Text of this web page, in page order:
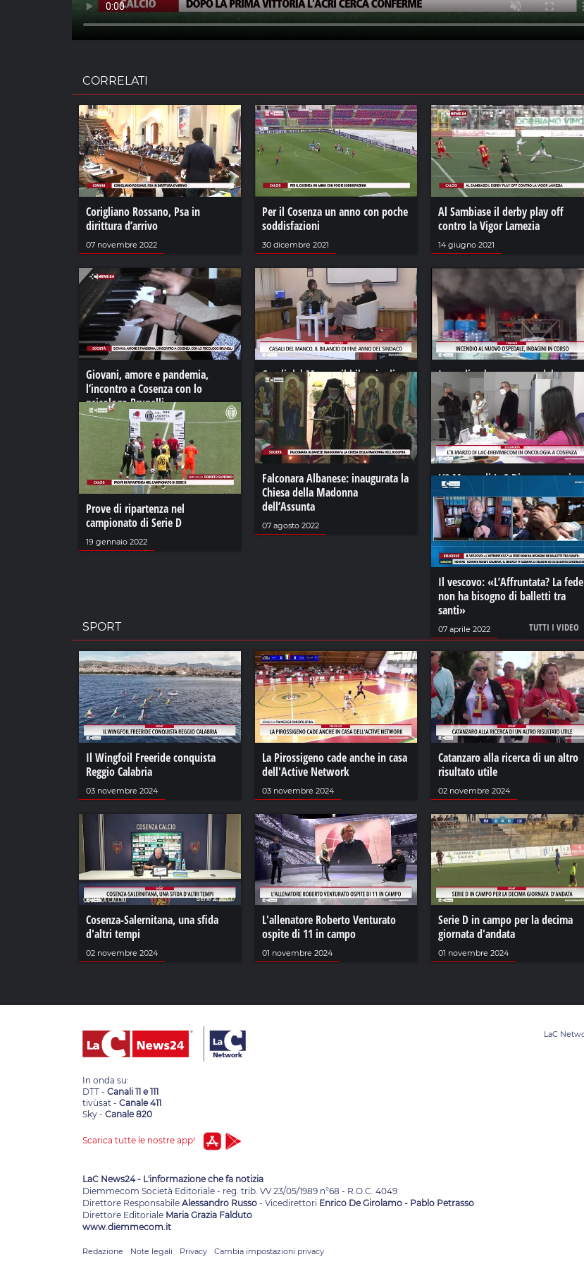
CORRELATI
Corigliano Rossano, Psa in
dirittura d’arrivo
07 novembre 2022
Per il Cosenza un anno con poche
soddisfazioni
30 dicembre 2021
Al Sambiase il derby play off
contro la Vigor Lamezia
14 giugno 2021
Giovani, amore e pandemia,
l’incontro a Cosenza con lo
psicologo Brunelli
01 luglio 2021
Casali del Manco, il bilancio di
fine anno del sindaco
29 dicembre 2023
Incendio al nuovo ospedale,
indagini in corso
29 ottobre 2024
Falconara Albanese: inaugurata la
Chiesa della Madonna
dell’Assunta
07 agosto 2022
L’8 Marzo di LaC-Diemmecom in
oncologia a Cosenza
08 marzo 2024
Prove di ripartenza nel
campionato di Serie D
19 gennaio 2022
Il vescovo: «L’Affruntata? La fede
non ha bisogno di balletti tra
santi»
07 aprile 2022 TUTTI I VIDEO
SPORT
Il Wingfoil Freeride conquista
Reggio Calabria
03 novembre 2024
La Pirossigeno cade anche in casa
dell'Active Network
03 novembre 2024
Catanzaro alla ricerca di un altro
risultato utile
02 novembre 2024
Cosenza-Salernitana, una sfida
d'altri tempi
02 novembre 2024
L'allenatore Roberto Venturato
ospite di 11 in campo
01 novembre 2024
Serie D in campo per la decima
giornata d'andata
01 novembre 2024
In onda su:
DTT - Canali 11 e 111
tivùsat - Canale 411
Sky - Canale 820
Scarica tutte le nostre app!
LaC News24 - L'informazione che fa notizia
Diemmecom Società Editoriale - reg. trib. VV 23/05/1989 n°68 - R.O.C. 4049
Direttore Responsabile Alessandro Russo - Vicedirettori Enrico De Girolamo - Pablo Petrasso
Direttore Editoriale Maria Grazia Falduto
www.diemmecom.it
Redazione Note legali Privacy Cambia impostazioni privacy